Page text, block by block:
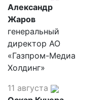
Александр
Жаров
генеральный
директор АО
«Газпром-Медиа
Холдинг»
11 августа